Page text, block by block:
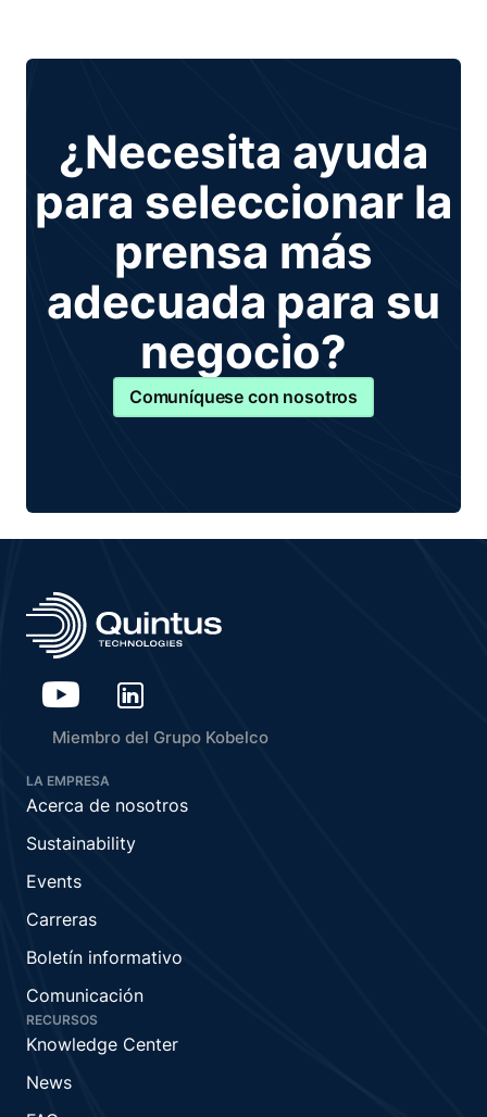
¿Necesita ayuda
para seleccionar la
prensa más
adecuada para su
negocio?
Comuníquese con nosotros
Miembro del Grupo Kobelco
LA EMPRESA
Acerca de nosotros
Sustainability
Events
Carreras
Boletín informativo
Comunicación
RECURSOS
Knowledge Center
News